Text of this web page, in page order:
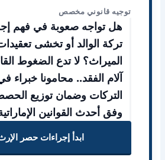
توجيه قانوني مخصص
هل تواجه صعوبة في فهم
تركة الوالد أو تخشى
الميراث؟ لا تدع الضغوط
آلام الفقد.. محامونا خبراء
التركات وضمان توزيع
وفق أحدث القوانين
ابدأ إجراءات حصر